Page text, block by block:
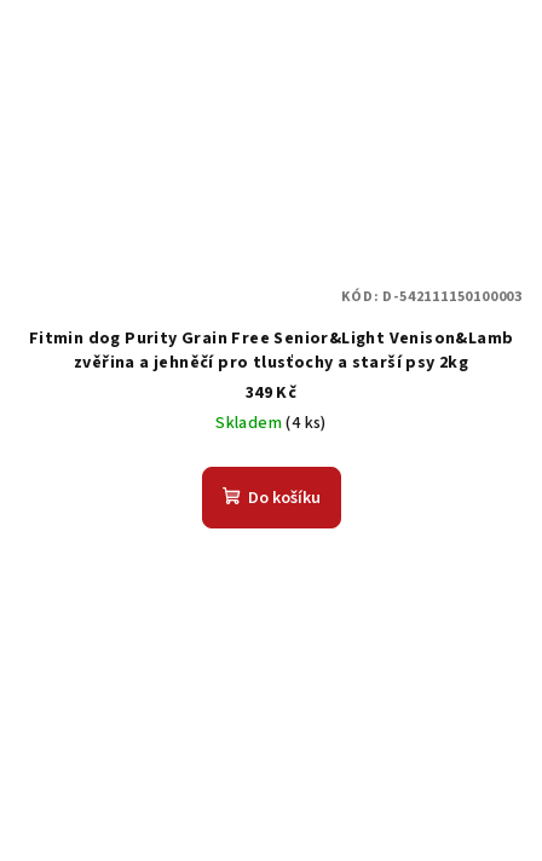
Fitmin dog Purity Grain Free Senior&Light Venison&Lamb
zvěřina a jehněčí pro tlusťochy a starší psy 2kg
349 Kč
Skladem(4 ks)
Do košíku
KÓD: D-542111150100003